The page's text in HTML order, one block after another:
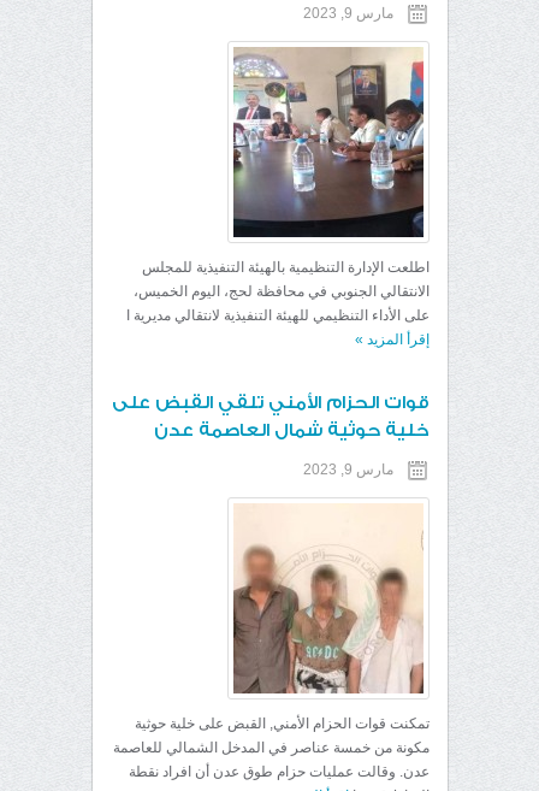
مارس 9, 2023
اطلعت الإدارة التنظيمية بالهيئة التنفيذية للمجلس
الانتقالي الجنوبي في محافظة لحج، اليوم الخميس،
على الأداء التنظيمي للهيئة التنفيذية لانتقالي مديرية ا
إقرأ المزيد »
قوات الحزام الأمني تلقي القبض على
خلية حوثية شمال العاصمة عدن
مارس 9, 2023
تمكنت قوات الحزام الأمني, القبض على خلية حوثية
مكونة من خمسة عناصر في المدخل الشمالي للعاصمة
عدن. وقالت عمليات حزام طوق عدن أن افراد نقطة